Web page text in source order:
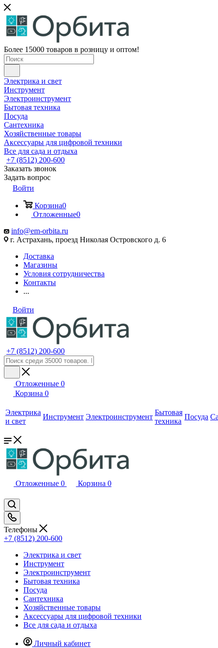
Более 15000 товаров в розницу и оптом!
Электрика и свет
Инструмент
Электроинструмент
Бытовая техника
Посуда
Сантехника
Хозяйственные товары
Аксессуары для цифровой техники
Все для сада и отдыха
+7 (8512) 200-600
Заказать звонок
Задать вопрос
Войти
Корзина0
Отложенные0
info@em-orbita.ru
г. Астрахань, проезд Николая Островского д. 6
Доставка
Магазины
Условия сотрудничества
Контакты
...
Войти
+7 (8512) 200-600
Отложенные 0
Корзина 0
Электрика
и свет
Инструмент Электроинструмент
Бытовая
техника
Посуда
Отложенные 0 Корзина 0
Телефоны
+7 (8512) 200-600
Электрика и свет
Инструмент
Электроинструмент
Бытовая техника
Посуда
Сантехника
Хозяйственные товары
Аксессуары для цифровой техники
Все для сада и отдыха
Личный кабинет